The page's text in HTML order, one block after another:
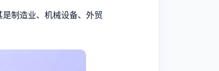
制造业、机械设备、外贸